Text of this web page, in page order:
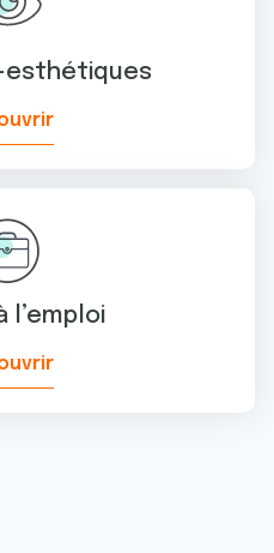
esthétiques
l’emploi